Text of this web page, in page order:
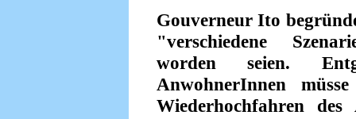
Gouverneur Ito
"verschiedene
worden seien.
AnwohnerInnen
Wiederhochfahren